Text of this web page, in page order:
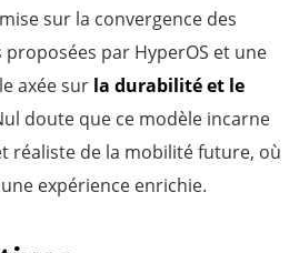
sur la convergence des
par HyperOS et une
axée sur la durabilité et le
doute que ce modèle incarne
réaliste de la mobilité future, où
expérience enrichie.